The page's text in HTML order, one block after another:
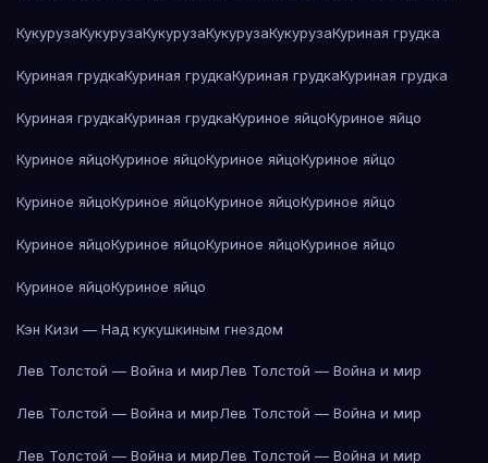
КукурузаКукурузаКукурузаКукурузаКукурузаКуриная грудка
Куриная грудкаКуриная грудкаКуриная грудкаКуриная грудка
Куриная грудкаКуриная грудкаКуриное яйцоКуриное яйцо
Куриное яйцоКуриное яйцоКуриное яйцоКуриное яйцо
Куриное яйцоКуриное яйцоКуриное яйцоКуриное яйцо
Куриное яйцоКуриное яйцоКуриное яйцоКуриное яйцо
Куриное яйцоКуриное яйцо
Кэн Кизи — Над кукушкиным гнездом
Лев Толстой — Война и мирЛев Толстой — Война и мир
Лев Толстой — Война и мирЛев Толстой — Война и мир
Лев Толстой — Война и мирЛев Толстой — Война и мир